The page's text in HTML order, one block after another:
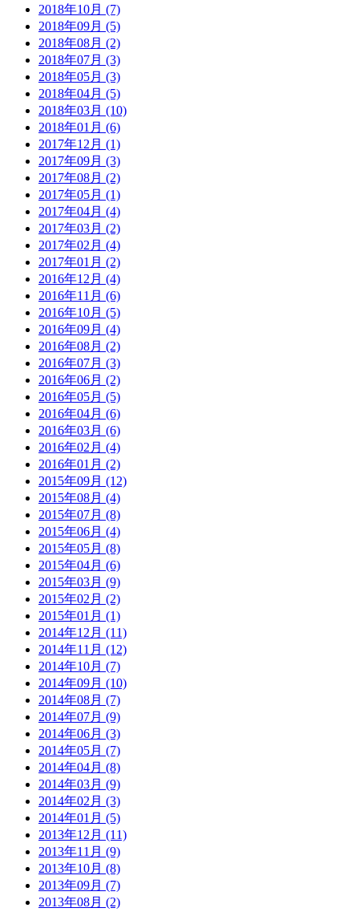
2018年10月 (7)
2018年09月 (5)
2018年08月 (2)
2018年07月 (3)
2018年05月 (3)
2018年04月 (5)
2018年03月 (10)
2018年01月 (6)
2017年12月 (1)
2017年09月 (3)
2017年08月 (2)
2017年05月 (1)
2017年04月 (4)
2017年03月 (2)
2017年02月 (4)
2017年01月 (2)
2016年12月 (4)
2016年11月 (6)
2016年10月 (5)
2016年09月 (4)
2016年08月 (2)
2016年07月 (3)
2016年06月 (2)
2016年05月 (5)
2016年04月 (6)
2016年03月 (6)
2016年02月 (4)
2016年01月 (2)
2015年09月 (12)
2015年08月 (4)
2015年07月 (8)
2015年06月 (4)
2015年05月 (8)
2015年04月 (6)
2015年03月 (9)
2015年02月 (2)
2015年01月 (1)
2014年12月 (11)
2014年11月 (12)
2014年10月 (7)
2014年09月 (10)
2014年08月 (7)
2014年07月 (9)
2014年06月 (3)
2014年05月 (7)
2014年04月 (8)
2014年03月 (9)
2014年02月 (3)
2014年01月 (5)
2013年12月 (11)
2013年11月 (9)
2013年10月 (8)
2013年09月 (7)
2013年08月 (2)